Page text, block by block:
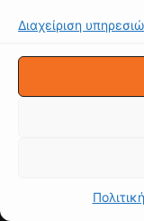
Διαχείριση